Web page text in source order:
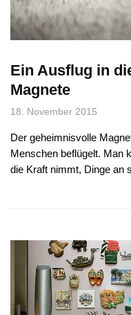
Ein Ausflug in
Magnete
18. November 2015
Der geheimnisvolle
Menschen beflügelt. Man
die Kraft nimmt, Dinge